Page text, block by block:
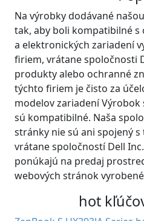
Na výrobky dodávané
tak, aby boli kompatibilné
a elektronických zariadení
firiem, vrátane spoločnosti
produkty alebo ochranné
týchto firiem je čisto za
modelov zariadení
sú kompatibilné. Naša
stránky nie sú ani spojený
vrátane spoločností Dell
ponúkajú na predaj
webových stránok
hot